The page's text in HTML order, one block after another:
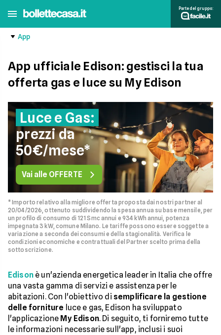
Parte del gruppo:
App
App ufficiale Edison: gestisci la tua
offerta gas e luce su My Edison
Luce e Gas:
prezzi da
50€/mese*
Vai alle OFFERTE
* Importo relativo alla migliore offerta proposta dai nostri partner al
20/04/2026, ottenuto suddividendo la spesa annua su base mensile, per
un profilo di consumo di 121 Smc annui e 934 kWh annui, potenza
impegnata 3 kW, comune Milano. Le tariffe possono essere soggette a
variazione a seconda dei consumi e della stagionalità. Verifica le
condizioni economiche e contrattuali del Partner scelto prima della
sottoscrizione.
Edisonè un'azienda energetica leader in Italia che offre
una vasta gamma di servizi e assistenza per le
abitazioni. Con l'obiettivo di semplificare la gestione
delle forniture luce e gas, Edison ha sviluppato
l'applicazione My Edison. Di seguito, ti forniremo tutte
le informazioni necessarie sull'app, inclusi i suoi